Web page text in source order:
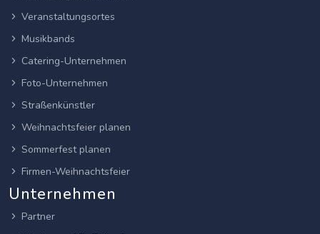
Veranstaltungsortes
Musikbands
Catering-Unternehmen
Foto-Unternehmen
Straßenkünstler
Weihnachtsfeier planen
Sommerfest planen
Firmen-Weihnachtsfeier
Unternehmen
Partner